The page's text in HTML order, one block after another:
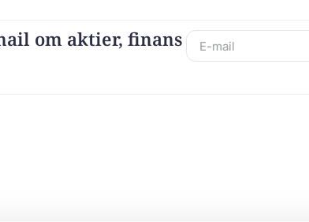
om aktier, finans